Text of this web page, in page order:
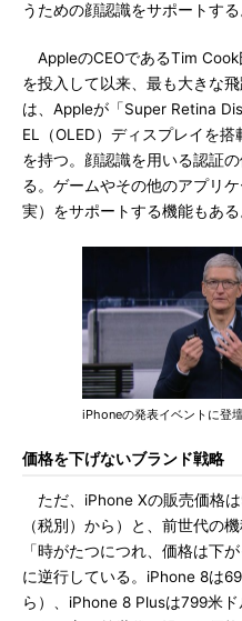
うための顔認識をサポートする
AppleのCEOであるTim
を投入して以来、最も大きな
は、Appleが「Super Retina
EL（OLED）ディスプレイを
を持つ。顔認識を用いる認証
る。ゲームやその他のアプリ
実）をサポートする機能もある
iPhoneの発表イベントに登
価格を下げないブランド戦略
ただ、iPhone Xの販売価格
（税別）から）と、前世代の
「時がたつにつれ、価格は下
に逆行している。iPhone 8は
ら）、iPhone 8 Plusは799米